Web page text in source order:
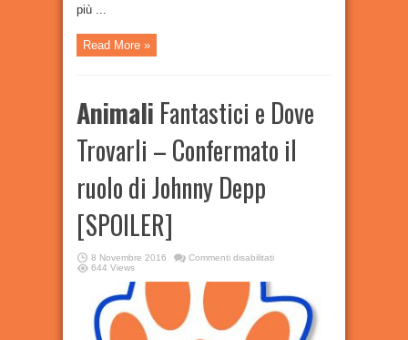
più ...
Read More »
Animali Fantastici e Dove
Trovarli – Confermato il
ruolo di Johnny Depp
[SPOILER]
8 Novembre 2016 Commenti disabilitatisu
Dove
Trovarli
Confermato
644 Views